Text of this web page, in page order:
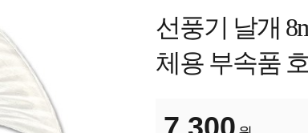
선풍기 날개
체용 부속품